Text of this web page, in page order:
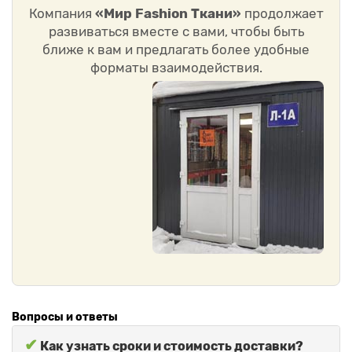
Компания «Мир Fashion Ткани» продолжает
развиваться вместе с вами, чтобы быть
ближе к вам и предлагать более удобные
форматы взаимодействия.
Вопросы и ответы
✔ Как узнать сроки и стоимость доставки?